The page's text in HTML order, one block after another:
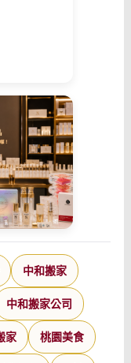
中和搬家
中和搬家公司
家 桃園美食